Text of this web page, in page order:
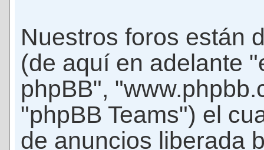
Nuestros foros están
(de aquí en adelante
phpBB",
"phpBB Teams") el
de anuncios liberada